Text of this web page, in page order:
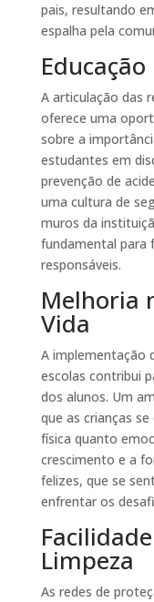
pais, resultando
espalha pela
A articulação das
oferece uma
sobre a
estudantes em
prevenção de
uma cultura de
muros da
fundamental para
responsáveis.
Melhoria
Vida
A implementação
escolas contribui
dos alunos. Um
que as crianças
física quanto
crescimento e a
felizes, que se
enfrentar os
Limpeza
As redes de